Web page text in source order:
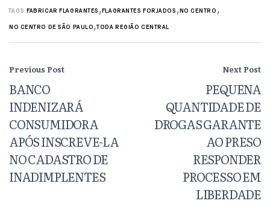
TAGS:FABRICAR FLAGRANTES ,FLAGRANTES FORJADOS ,NO CENTRO ,
NO CENTRO DE SÃO PAULO,TODA REGIÃO CENTRAL
Previous Post
BANCO
INDENIZARÁ
CONSUMIDORA
APÓS INSCREVE-LA
NO CADASTRO DE
INADIMPLENTES
Next Post
PEQUENA
QUANTIDADE DE
DROGAS GARANTE
AO PRESO
RESPONDER
PROCESSO EM
LIBERDADE